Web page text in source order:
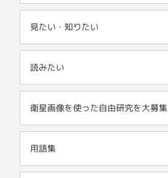
見たい・知りたい
読みたい
衛星画像を使った自由研究を大募集
用語集